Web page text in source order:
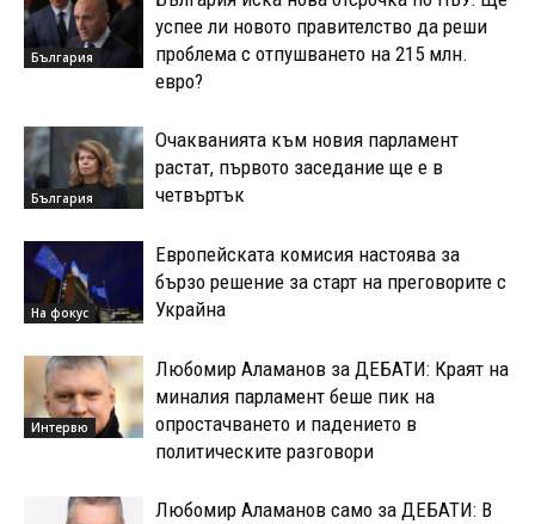
България
успее ли новото правителство да реши
проблема с отпушването на 215 млн.
евро?
България
Очакванията към новия парламент
растат, първото заседание ще е в
четвъртък
На фокус
Европейската комисия настоява за
бързо решение за старт на преговорите с
Украйна
Интервю
Любомир Аламанов за ДЕБАТИ: Краят на
миналия парламент беше пик на
опростачването и падението в
политическите разговори
Любомир Аламанов само за ДЕБАТИ: В